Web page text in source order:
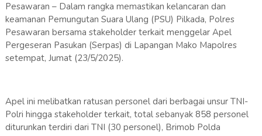
Pesawaran – Dalam rangka memastikan kelancaran dan
keamanan Pemungutan Suara Ulang (PSU) Pilkada, Polres
Pesawaran bersama stakeholder terkait menggelar Apel
Pergeseran Pasukan (Serpas) di Lapangan Mako Mapolres
setempat, Jumat (23/5/2025).
Apel ini melibatkan ratusan personel dari berbagai unsur TNI-
Polri hingga stakeholder terkait, total sebanyak 858 personel
diturunkan terdiri dari TNI (30 personel), Brimob Polda